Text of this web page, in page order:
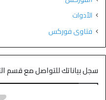
الأدوات
فتاوى فوركس
سجل بياناتك للتواصل مع قسم